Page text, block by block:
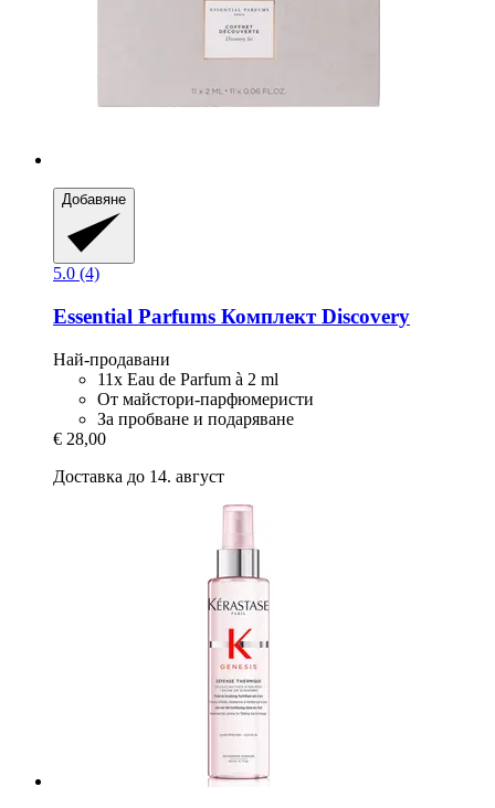
Добавяне
5.0 (4)
Essential Parfums Комплект Discovery
Най-продавани
11x Eau de Parfum à 2 ml
От майстори-парфюмеристи
За пробване и подаряване
€ 28,00
Доставка до 14. август